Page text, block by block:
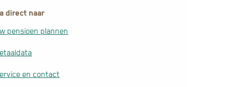
direct naar
pensioen plannen
en contact